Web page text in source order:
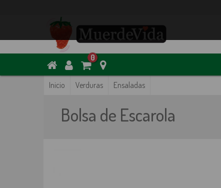
0
Inicio Verduras Ensaladas
Bolsa de Escarola